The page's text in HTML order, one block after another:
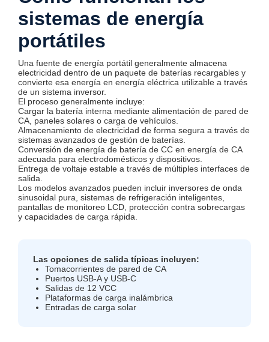
sistemas de energía
portátiles
Una fuente de energía portátil generalmente almacena
electricidad dentro de un paquete de baterías recargables y
convierte esa energía en energía eléctrica utilizable a través
de un sistema inversor.
El proceso generalmente incluye:
Cargar la batería interna mediante alimentación de pared de
CA, paneles solares o carga de vehículos.
Almacenamiento de electricidad de forma segura a través de
sistemas avanzados de gestión de baterías.
Conversión de energía de batería de CC en energía de CA
adecuada para electrodomésticos y dispositivos.
Entrega de voltaje estable a través de múltiples interfaces de
salida.
Los modelos avanzados pueden incluir inversores de onda
sinusoidal pura, sistemas de refrigeración inteligentes,
pantallas de monitoreo LCD, protección contra sobrecargas
y capacidades de carga rápida.
Las opciones de salida típicas incluyen:
Tomacorrientes de pared de CA
Puertos USB-A y USB-C
Salidas de 12 VCC
Plataformas de carga inalámbrica
Entradas de carga solar